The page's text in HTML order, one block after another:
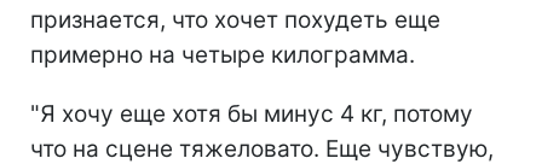
признается, что хочет похудеть еще
примерно на четыре килограмма.
"Я хочу еще хотя бы минус 4 кг, потому
что на сцене тяжеловато. Еще чувствую,